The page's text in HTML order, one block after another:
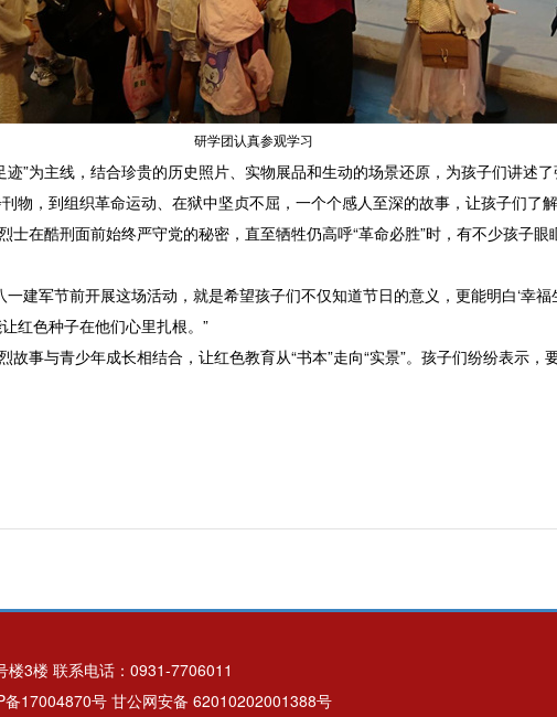
研学团认真参观学习
为主线，结合珍贵的历史照片、实物展品和生动的场景还原，为孩子们讲述
物，到组织革命运动、在狱中坚贞不屈，一个个感人至深的故事，让孩子们了
士在酷刑面前始终严守党的秘密，直至牺牲仍高呼“革命必胜”时，有不少孩子
军节前开展这场活动，就是希望孩子们不仅知道节日的意义，更能明白‘幸福
红色种子在他们心里扎根。”
事与青少年成长相结合，让红色教育从“书本”走向“实景”。孩子们纷纷表示，
3楼 联系电话：0931-7706011
备17004870号甘公网安备 62010202001388号